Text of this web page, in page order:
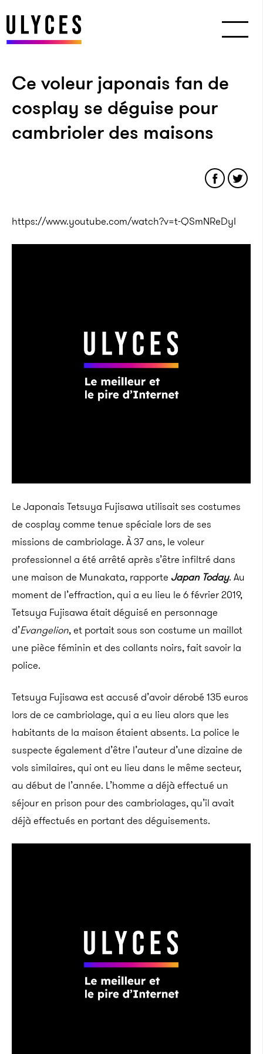
Ce voleur japonais fan de
cosplay se déguise pour
cambrioler des maisons
https://www.youtube.com/watch?v=t-QSmNReDyI
Le Japonais Tetsuya Fujisawa utilisait ses costumes
de cosplay comme tenue spéciale lors de ses
missions de cambriolage. À 37 ans, le voleur
professionnel a été arrêté après s’être infiltré dans
une maison de Munakata, rapporte Japan Today. Au
moment de l’effraction, qui a eu lieu le 6 février 2019,
Tetsuya Fujisawa était déguisé en personnage
d’Evangelion, et portait sous son costume un maillot
une pièce féminin et des collants noirs, fait savoir la
police.
Tetsuya Fujisawa est accusé d’avoir dérobé 135 euros
lors de ce cambriolage, qui a eu lieu alors que les
habitants de la maison étaient absents. La police le
suspecte également d’être l’auteur d’une dizaine de
vols similaires, qui ont eu lieu dans le même secteur,
au début de l’année. L’homme a déjà effectué un
séjour en prison pour des cambriolages, qu’il avait
déjà effectués en portant des déguisements.